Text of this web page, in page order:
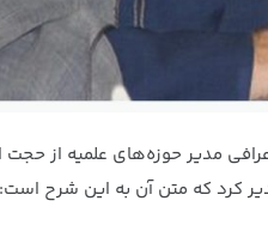
مدیر حوزه‌های علمیه از
کرد که متن آن به این شرح است: